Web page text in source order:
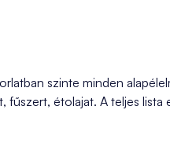
szinte minden
étolajat. A teljes